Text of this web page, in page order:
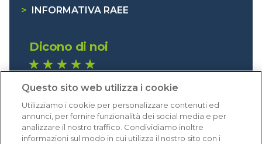
>
INFORMATIVA RAEE
Dicono di noi
Eccellente (4,8)
Acquisti verificati
Questo sito web utilizza i cookie
Utilizziamo i cookie per personalizzare contenuti ed
annunci, per fornire funzionalità dei social media e per
analizzare il nostro traffico. Condividiamo inoltre
informazioni sul modo in cui utilizza il nostro sito con i